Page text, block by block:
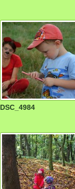
DSC_4984